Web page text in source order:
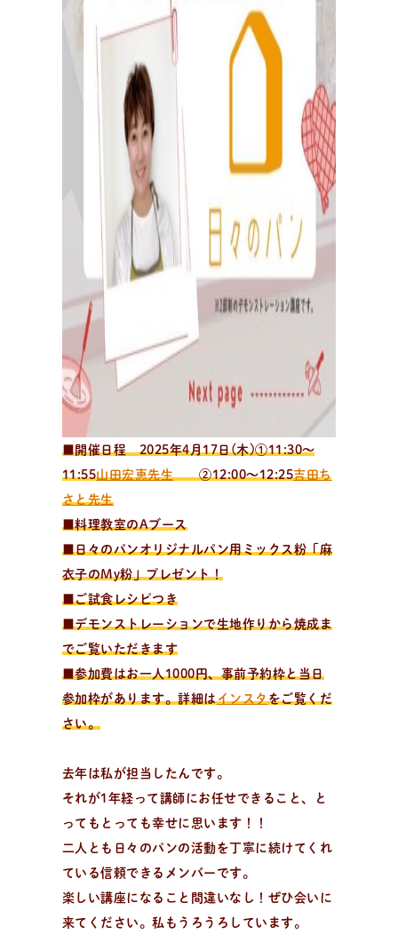
■開催日程 2025年4月17日(木)①11:30〜
11:55山田宏恵先生②12:00〜12:25吉田ち
さと先生
■料理教室のAブース
■日々のパンオリジナルパン用ミックス粉「麻
衣子のMy粉」プレゼント！
■ご試食レシピつき
■デモンストレーションで生地作りから焼成ま
でご覧いただきます
■参加費はお一人1000円、事前予約枠と当日
参加枠があります。詳細はインスタをご覧くだ
さい。
去年は私が担当したんです。
それが1年経って講師にお任せできること、と
ってもとっても幸せに思います！！
二人とも日々のパンの活動を丁寧に続けてくれ
ている信頼できるメンバーです。
楽しい講座になること間違いなし！ぜひ会いに
来てください。私もうろうろしています。